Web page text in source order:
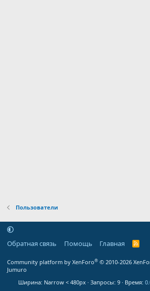
Пользователи
Обратная связь Помощь Главная
R
Community platform by XenForo® © 2010-2026
Jumuro
Ширина
Запросы 9 Время